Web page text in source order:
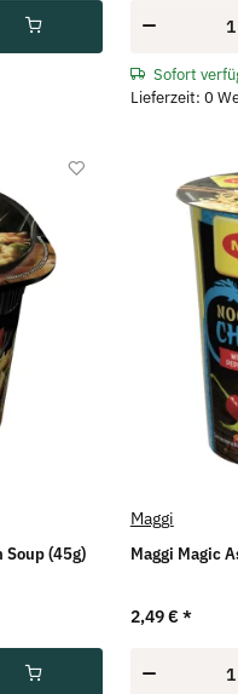
Sofort
Lieferzeit: 0
Soup (45g)
Maggi
Maggi Magic
2,49 € *